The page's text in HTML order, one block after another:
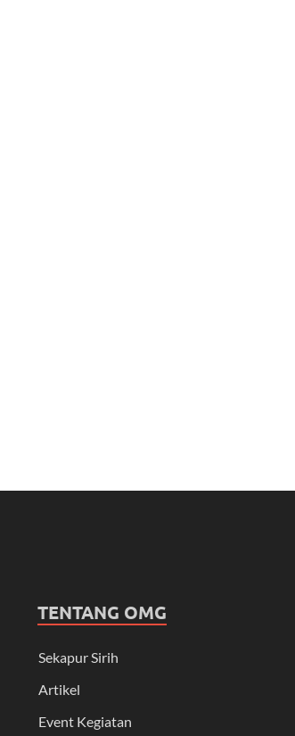
TENTANG OMG
Sekapur Sirih
Artikel
Event Kegiatan